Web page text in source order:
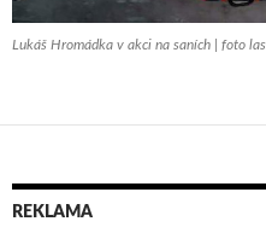
Lukáš Hromádka v akci na saních | foto
REKLAMA